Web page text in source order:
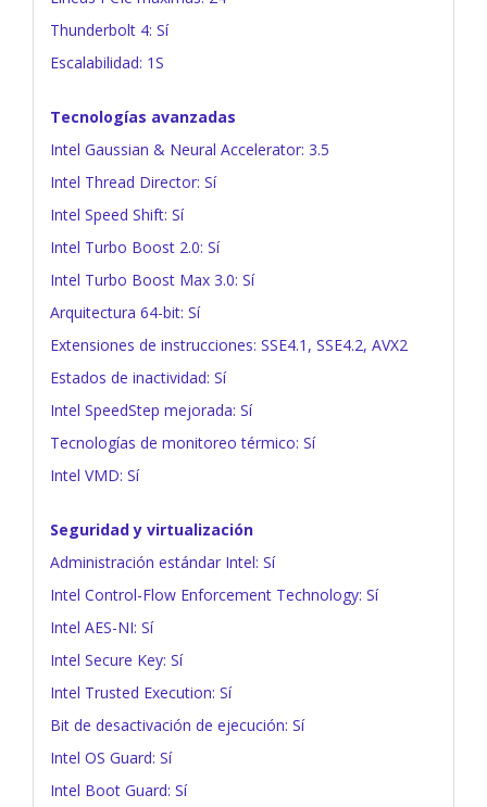
Thunderbolt 4: Sí
Escalabilidad: 1S
Tecnologías avanzadas
Intel Gaussian & Neural Accelerator: 3.5
Intel Thread Director: Sí
Intel Speed Shift: Sí
Intel Turbo Boost 2.0: Sí
Intel Turbo Boost Max 3.0: Sí
Arquitectura 64-bit: Sí
Extensiones de instrucciones: SSE4.1, SSE4.2, AVX2
Estados de inactividad: Sí
Intel SpeedStep mejorada: Sí
Tecnologías de monitoreo térmico: Sí
Intel VMD: Sí
Seguridad y virtualización
Administración estándar Intel: Sí
Intel Control-Flow Enforcement Technology: Sí
Intel AES-NI: Sí
Intel Secure Key: Sí
Intel Trusted Execution: Sí
Bit de desactivación de ejecución: Sí
Intel OS Guard: Sí
Intel Boot Guard: Sí